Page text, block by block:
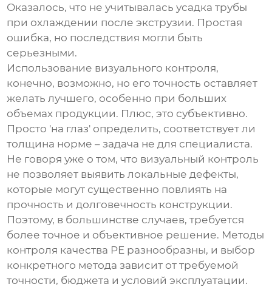
Оказалось, что не учитывалась усадка трубы
при охлаждении после экструзии. Простая
ошибка, но последствия могли быть
серьезными.
Использование визуального контроля,
конечно, возможно, но его точность оставляет
желать лучшего, особенно при больших
объемах продукции. Плюс, это субъективно.
Просто 'на глаз' определить, соответствует ли
толщина норме – задача не для специалиста.
Не говоря уже о том, что визуальный контроль
не позволяет выявить локальные дефекты,
которые могут существенно повлиять на
прочность и долговечность конструкции.
Поэтому, в большинстве случаев, требуется
более точное и объективное решение. Методы
контроля качества PE разнообразны, и выбор
конкретного метода зависит от требуемой
точности, бюджета и условий эксплуатации.